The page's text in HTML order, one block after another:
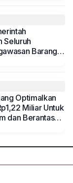
Seluruh
Barang
Optimalkan
Miliar Untuk
dan Berantas